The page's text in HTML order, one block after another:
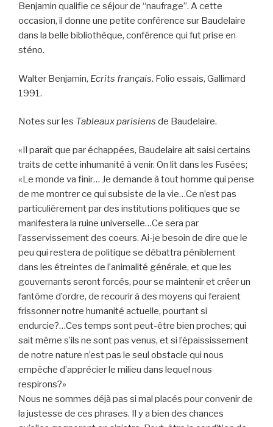
Benjamin qualifie ce séjour de “naufrage”. A cette
occasion, il donne une petite conférence sur Baudelaire
dans la belle bibliothèque, conférence qui fut prise en
sténo.
Walter Benjamin, Ecrits français. Folio essais, Gallimard
1991.
Notes sur les Tableaux parisiens de Baudelaire.
«Il paraît que par échappées, Baudelaire ait saisi certains
traits de cette inhumanité à venir. On lit dans les Fusées;
«Le monde va finir… Je demande à tout homme qui pense
de me montrer ce qui subsiste de la vie…Ce n’est pas
particulièrement par des institutions politiques que se
manifestera la ruine universelle…Ce sera par
l’asservissement des coeurs. Ai-je besoin de dire que le
peu qui restera de politique se débattra péniblement
dans les étreintes de l’animalité générale, et que les
gouvernants seront forcés, pour se maintenir et créer un
fantôme d’ordre, de recourir à des moyens qui feraient
frissonner notre humanité actuelle, pourtant si
endurcie?…Ces temps sont peut-être bien proches; qui
sait même s’ils ne sont pas venus, et si l’épaississement
de notre nature n’est pas le seul obstacle qui nous
empêche d’apprécier le milieu dans lequel nous
respirons?»
Nous ne sommes déjà pas si mal placés pour convenir de
la justesse de ces phrases. Il y a bien des chances